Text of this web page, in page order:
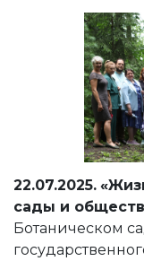
22.07.2025.
сады и
Ботаническом